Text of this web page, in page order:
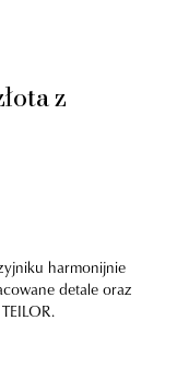
z
harmonijnie
detale oraz